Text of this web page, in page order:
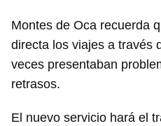
Montes de Oca recuerda
directa los viajes a través
veces presentaban
retrasos.
El nuevo servicio hará el